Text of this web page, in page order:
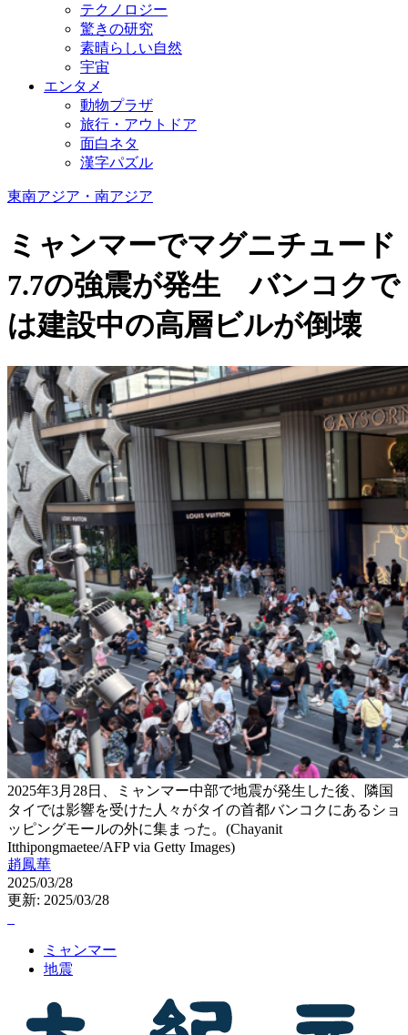
テクノロジー
驚きの研究
素晴らしい自然
宇宙
エンタメ
動物プラザ
旅行・アウトドア
面白ネタ
漢字パズル
東南アジア・南アジア
ミャンマーでマグニチュード
7.7の強震が発生 バンコクで
は建設中の高層ビルが倒壊
2025年3月28日、ミャンマー中部で地震が発生した後、隣国
タイでは影響を受けた人々がタイの首都バンコクにあるショ
ッピングモールの外に集まった。(Chayanit
Itthipongmaetee/AFP via Getty Images)
趙鳳華
2025/03/28
更新: 2025/03/28
ミャンマー
地震